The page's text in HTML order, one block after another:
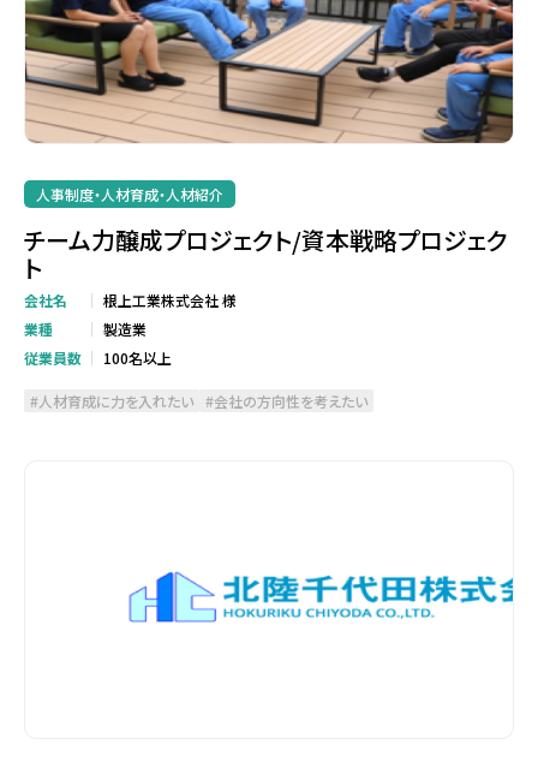
人事制度・人材育成・人材紹介
チーム力醸成プロジェクト/資本戦略プロジェク
ト
会社名
根上工業株式会社 様
業種
製造業
従業員数
100名以上
人材育成に力を入れたい 会社の方向性を考えたい